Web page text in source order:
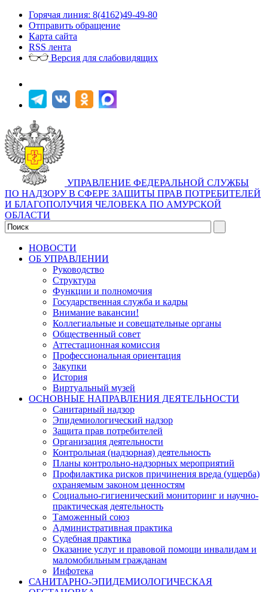
Горячая линия: 8(4162)49-49-80
Отправить обращение
Карта сайта
RSS лента
Версия для слабовидящих
УПРАВЛЕНИЕ ФЕДЕРАЛЬНОЙ СЛУЖБЫ
ПО НАДЗОРУ В СФЕРЕ ЗАЩИТЫ ПРАВ ПОТРЕБИТЕЛЕЙ
И БЛАГОПОЛУЧИЯ ЧЕЛОВЕКА ПО АМУРСКОЙ
ОБЛАСТИ
НОВОСТИ
ОБ УПРАВЛЕНИИ
Руководство
Структура
Функции и полномочия
Государственная служба и кадры
Внимание вакансии!
Коллегиальные и совещательные органы
Общественный совет
Аттестационная комиссия
Профессиональная ориентация
Закупки
История
Виртуальный музей
ОСНОВНЫЕ НАПРАВЛЕНИЯ ДЕЯТЕЛЬНОСТИ
Санитарный надзор
Эпидемиологический надзор
Защита прав потребителей
Организация деятельности
Контрольная (надзорная) деятельность
Планы контрольно-надзорных мероприятий
Профилактика рисков причинения вреда (ущерба)
охраняемым законом ценностям
Социально-гигиенический мониторинг и научно-
практическая деятельность
Таможенный союз
Административная практика
Судебная практика
Оказание услуг и правовой помощи инвалидам и
маломобильным гражданам
Инфотека
САНИТАРНО-ЭПИДЕМИОЛОГИЧЕСКАЯ